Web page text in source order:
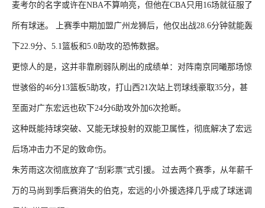
麦考尔的名字或许在NBA不算响亮，但他在CBA只用16场就征服了
所有球迷。 上赛季中期加盟广州龙狮后，他仅出战28.6分钟就能轰
下22.9分、5.1篮板和5.0助攻的恐怖数据。
更惊人的是，这并非靠刷弱队刷出的成绩单：对阵南京同曦那场惊
世骇俗的46分13篮板5助攻，打山西21次站上罚球线豪取35分，甚
至面对广东宏远也砍下24分6助攻外加6次抢断。
这种既能持球突破、又能无球投射的双能卫属性，彻底解决了宏远
后场冲击力不足的致命伤。
朱芳雨这次彻底放弃了“刮彩票”式引援。 过去两个赛季，从年薪千
万的马尚到季后赛消失的伯克，宏远的小外援选择几乎成了球迷调